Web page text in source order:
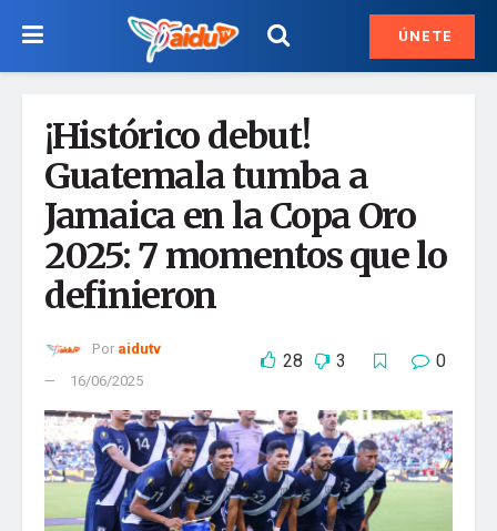
ÚNETE
¡Histórico debut!
Guatemala tumba a
Jamaica en la Copa Oro
2025: 7 momentos que lo
definieron
Por aidutv
16/06/2025
28 3 0